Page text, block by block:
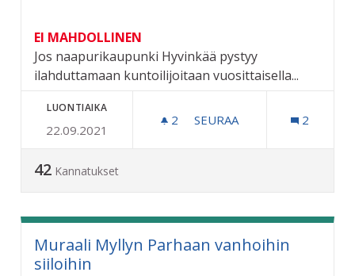
EI MAHDOLLINEN
Jos naapurikaupunki Hyvinkää pystyy
ilahduttamaan kuntoilijoitaan vuosittaisella...
LUONTIAIKA
22.09.2021
2 2 SEURAAJAA
SEURAA 2
42 Kannatukset
Muraali Myllyn Parhaan vanhoihin
siiloihin